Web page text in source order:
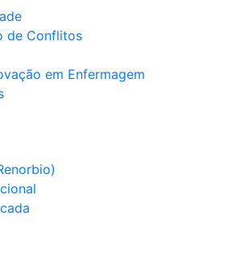
de Conflitos
em Enfermagem